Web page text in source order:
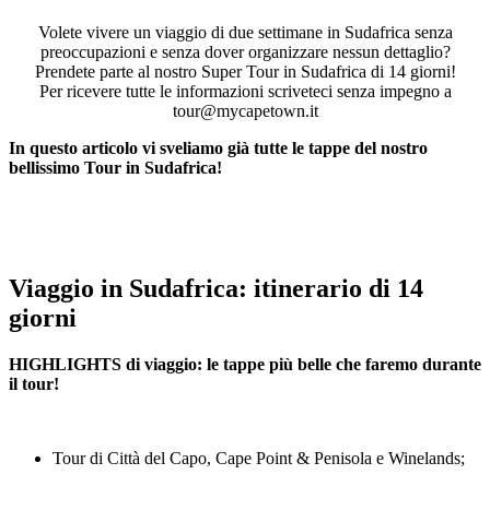
Volete vivere un viaggio di due settimane in Sudafrica senza
preoccupazioni e senza dover organizzare nessun dettaglio?
Prendete parte al nostro Super Tour in Sudafrica di 14 giorni!
Per ricevere tutte le informazioni scriveteci senza impegno a
tour@mycapetown.it
In questo articolo vi sveliamo già tutte le tappe del nostro
bellissimo Tour in Sudafrica!
Viaggio in Sudafrica: itinerario di 14
giorni
HIGHLIGHTS di viaggio: le tappe più belle che faremo durante
il tour!
Tour di Città del Capo, Cape Point & Penisola e Winelands;